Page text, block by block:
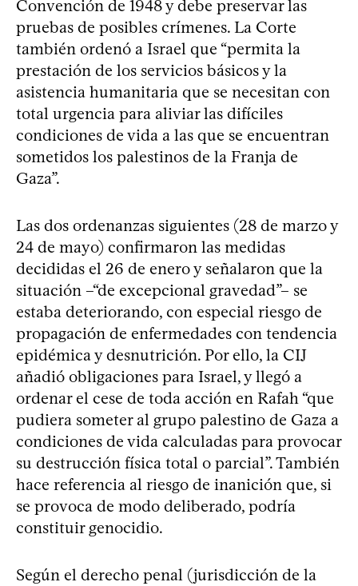
Convención de 1948 y debe preservar las
pruebas de posibles crímenes. La Corte
también ordenó a Israel que “permita la
prestación de los servicios básicos y la
asistencia humanitaria que se necesitan con
total urgencia para aliviar las difíciles
condiciones de vida a las que se encuentran
sometidos los palestinos de la Franja de
Gaza”.
Las dos ordenanzas siguientes (28 de marzo y
24 de mayo) confirmaron las medidas
decididas el 26 de enero y señalaron que la
situación –“de excepcional gravedad”– se
estaba deteriorando, con especial riesgo de
propagación de enfermedades con tendencia
epidémica y desnutrición. Por ello, la CIJ
añadió obligaciones para Israel, y llegó a
ordenar el cese de toda acción en Rafah “que
pudiera someter al grupo palestino de Gaza a
condiciones de vida calculadas para provocar
su destrucción física total o parcial”. También
hace referencia al riesgo de inanición que, si
se provoca de modo deliberado, podría
constituir genocidio.
Según el derecho penal (jurisdicción de la